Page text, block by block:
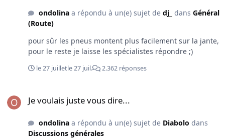
contre l'apesanteur, je me suis donc construit 2 T en
bois pour soutenir juste ce qu'il fallait , visser ligne par
ligne et c'est passé crème au premier coup sans casser.
J'ai terminé le tout en plusieurs passages au fix & finish,
il reste maintenant à laisser sécher le tout avant la mise
en peinture, et ouf ma fille est super contente même si
pourrais encore peaufiner au fix & finish mais bon voilà
l'air de rien ça m'a demandé pas mal de temps .
ondolinaa répondu à un(e) sujet de dj_ dans Général
(Route)
pour sûr les pneus montent plus facilement sur la jante,
pour le reste je laisse les spécialistes répondre ;)
le 27 juilletle 27 juil. 2.362 réponses
Je voulais juste vous dire...
ondolinaa répondu à un(e) sujet de Diabolo dans
Discussions générales